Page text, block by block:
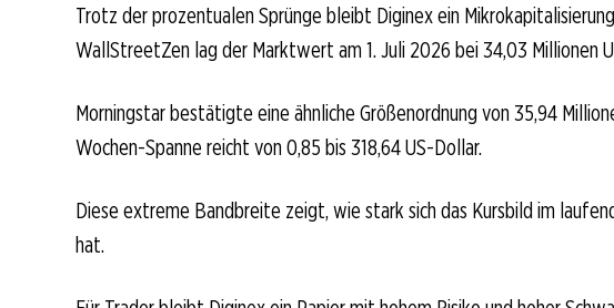
Trotz der prozentualen Sprünge bleibt Diginex ein
WallStreetZen lag der Marktwert am 1. Juli 2026 bei 34,03 Millionen
Morningstar bestätigte eine ähnliche Größenordnung von 35,94
Wochen-Spanne reicht von 0,85 bis 318,64 US-Dollar.
Diese extreme Bandbreite zeigt, wie stark sich das Kursbild im
hat.